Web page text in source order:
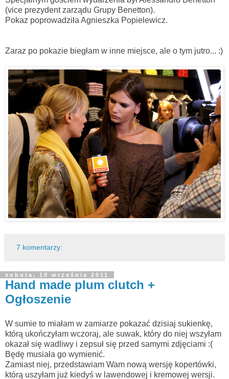
(vice prezydent zarządu Grupy Benetton).
Pokaz poprowadziła Agnieszka Popielewicz.
Zaraz po pokazie biegłam w inne miejsce, ale o tym jutro... :)
7 komentarzy:
sobota, 10 września 2011
Hand made plum clutch +
Ogłoszenie
W sumie to miałam w zamiarze pokazać dzisiaj sukienkę,
którą ukończyłam wczoraj, ale suwak, który do niej wszyłam
okazał się wadliwy i zepsuł się przed samymi zdjęciami :(
Będę musiała go wymienić.
Zamiast niej, przedstawiam Wam nową wersję kopertówki,
którą uszyłam już kiedyś w lawendowej i kremowej wersji.